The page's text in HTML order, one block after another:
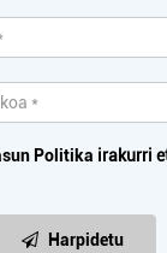
Politika irakurri
Harpidetu